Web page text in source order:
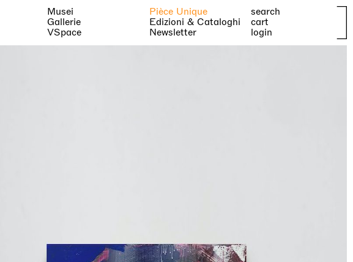
Musei
Gallerie
VSpace
Pièce Unique
Edizioni & Cataloghi
Newsletter
search
cart
login